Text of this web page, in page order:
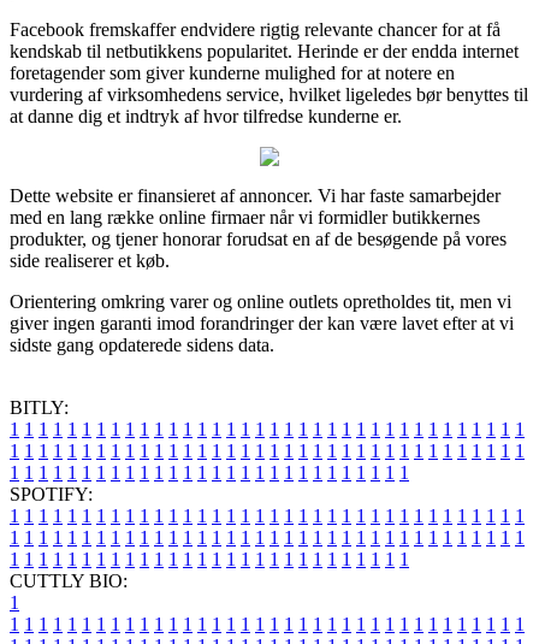
Facebook fremskaffer endvidere rigtig relevante chancer for at få
kendskab til netbutikkens popularitet. Herinde er der endda internet
foretagender som giver kunderne mulighed for at notere en
vurdering af virksomhedens service, hvilket ligeledes bør benyttes til
at danne dig et indtryk af hvor tilfredse kunderne er.
Dette website er finansieret af annoncer. Vi har faste samarbejder
med en lang række online firmaer når vi formidler butikkernes
produkter, og tjener honorar forudsat en af de besøgende på vores
side realiserer et køb.
Orientering omkring varer og online outlets opretholdes tit, men vi
giver ingen garanti imod forandringer der kan være lavet efter at vi
sidste gang opdaterede sidens data.
BITLY:
1 1 1 1 1 1 1 1 1 1 1 1 1 1 1 1 1 1 1 1 1 1 1 1 1 1 1 1 1 1 1 1 1 1 1 1
1 1 1 1 1 1 1 1 1 1 1 1 1 1 1 1 1 1 1 1 1 1 1 1 1 1 1 1 1 1 1 1 1 1 1 1
1 1 1 1 1 1 1 1 1 1 1 1 1 1 1 1 1 1 1 1 1 1 1 1 1 1 1 1
SPOTIFY:
1 1 1 1 1 1 1 1 1 1 1 1 1 1 1 1 1 1 1 1 1 1 1 1 1 1 1 1 1 1 1 1 1 1 1 1
1 1 1 1 1 1 1 1 1 1 1 1 1 1 1 1 1 1 1 1 1 1 1 1 1 1 1 1 1 1 1 1 1 1 1 1
1 1 1 1 1 1 1 1 1 1 1 1 1 1 1 1 1 1 1 1 1 1 1 1 1 1 1 1
CUTTLY BIO:
1
1 1 1 1 1 1 1 1 1 1 1 1 1 1 1 1 1 1 1 1 1 1 1 1 1 1 1 1 1 1 1 1 1 1 1 1